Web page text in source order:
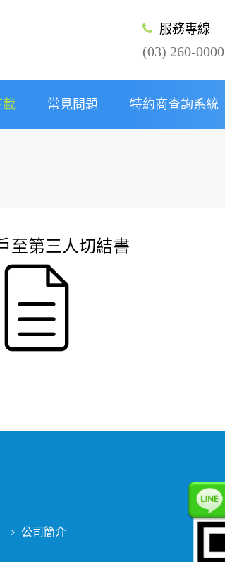
服務專線
(03) 260-0000
載 常見問題 特約商查詢系統
至第三人切結書
公司簡介